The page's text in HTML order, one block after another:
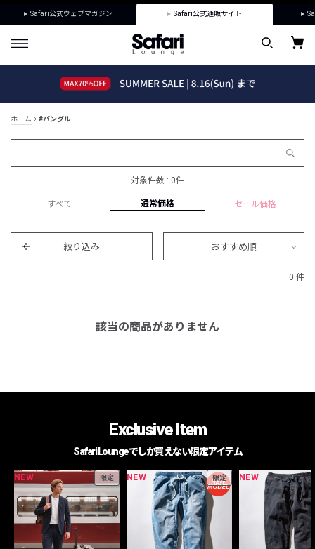
Safari公式ウェブマガジン Safari公式通販サイト
ホーム #バングル
対象件数 : 0件
すべて 通常価格 セール価格
絞り込み おすすめ順
0 件
該当の商品がありません
Exclusive Item
Safari Loungeでしか買えない限定アイテム
NEW 限定 NEW 限定 NEW